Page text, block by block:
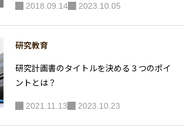
2018.09.14 2023.10.05
研究教育
研究計画書のタイトルを決める３つのポイ
ントとは？
2021.11.13 2023.10.23